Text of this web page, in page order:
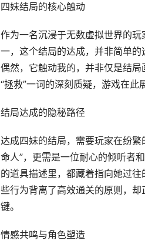
四妹结局的核心触动
作为一名沉浸于无数虚拟世界的
一，这个结局的达成，并非简单
偶然，它触动我的，并非仅是结
“拯救”一词的深刻质疑，游戏在此
结局达成的隐秘路径
达成四妹的结局，需要玩家在纷
命人”，更需是一位耐心的倾听者
的道具描述里，都藏着指向她过
些行为背离了高效通关的原则，却
键。
情感共鸣与角色塑造